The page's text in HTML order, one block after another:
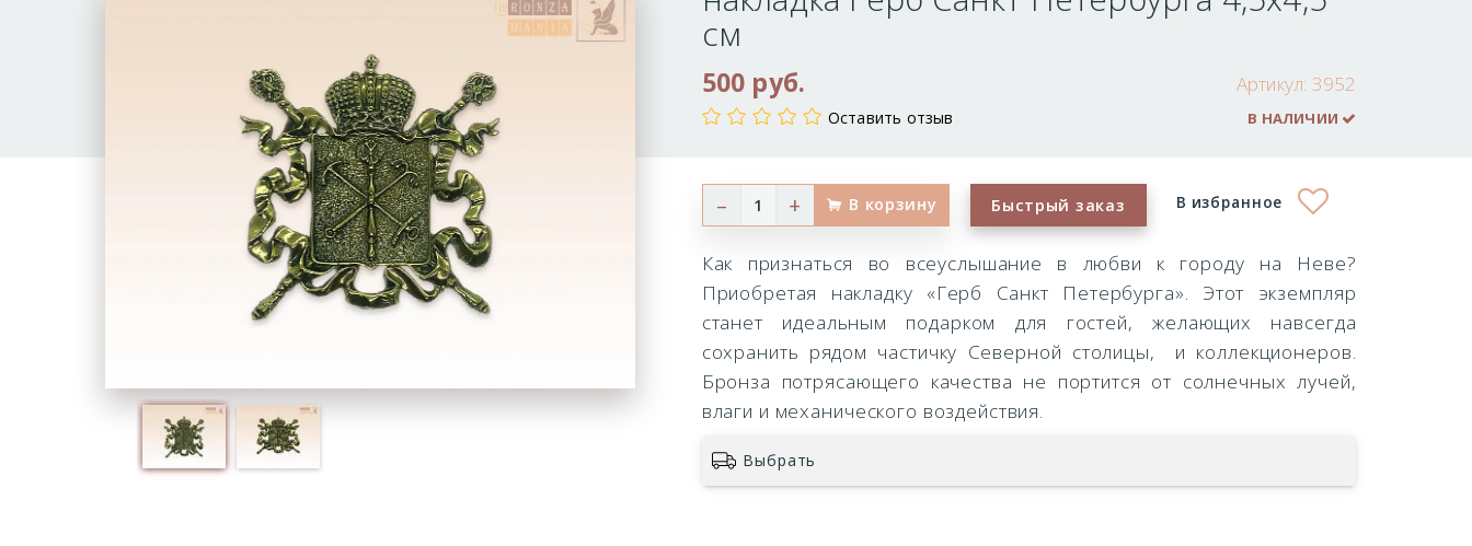
Петербурга
см
Артикул: 3952
В НАЛИЧИИ
500 руб.
Оставить отзыв
– + В корзину Быстрый заказ В избранное
Как признаться во всеуслышание в любви к городу на Неве?
Приобретая накладку «Герб Санкт Петербурга». Этот экземпляр
станет идеальным подарком для гостей, желающих навсегда
сохранить рядом частичку Северной столицы, и коллекционеров.
Бронза потрясающего качества не портится от солнечных лучей,
влаги и механического воздействия.
Выбрать